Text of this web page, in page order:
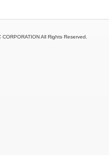
All Rights Reserved.